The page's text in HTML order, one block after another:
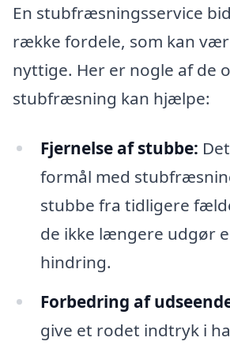
En stubfræsningsservice
række fordele, som kan
nyttige. Her er nogle af de
stubfræsning kan hjælpe:
Fjernelse af stubbe:
formål med
stubbe fra tidligere
de ikke længere udgør
hindring.
Forbedring af
give et rodet indtryk i